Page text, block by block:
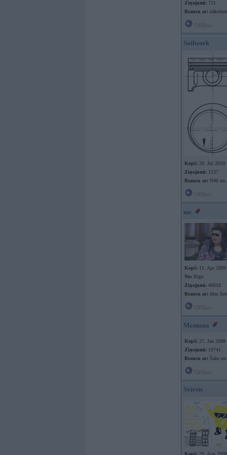
Ziņojumi: 721
Braucu ar:
Soilwork
Kopš: 20. Jul 2010
Ziņojumi: 1537
Braucu ar: N46 un
mc
Kopš: 11. Apr 2009
No: Rīga
Ziņojumi: 48018
Braucu ar: lēnu
Montana
Kopš: 27. Jan 2008
Ziņojumi: 10741
Braucu ar: Šahs
Sviests
Kopš: 20. Aug 2008